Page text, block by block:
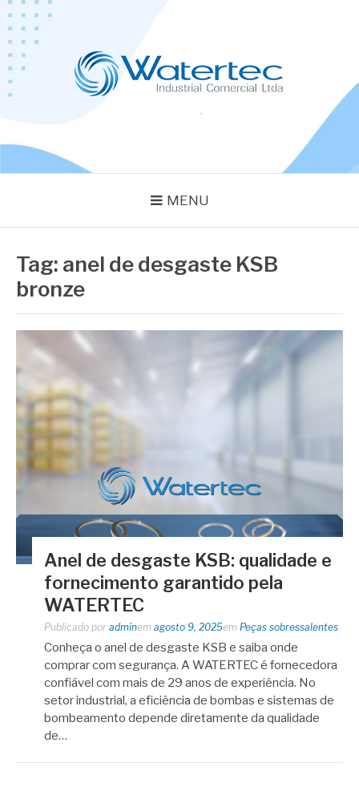
Pular
para
conteúdo
MENU
Tag: anel de desgaste KSB
bronze
Anel de desgaste KSB: qualidade e
fornecimento garantido pela
WATERTEC
Publicado por adminem agosto 9, 2025em Peças sobressalentes
Conheça o anel de desgaste KSB e saiba onde
comprar com segurança. A WATERTEC é fornecedora
confiável com mais de 29 anos de experiência. No
setor industrial, a eficiência de bombas e sistemas de
bombeamento depende diretamente da qualidade
de…